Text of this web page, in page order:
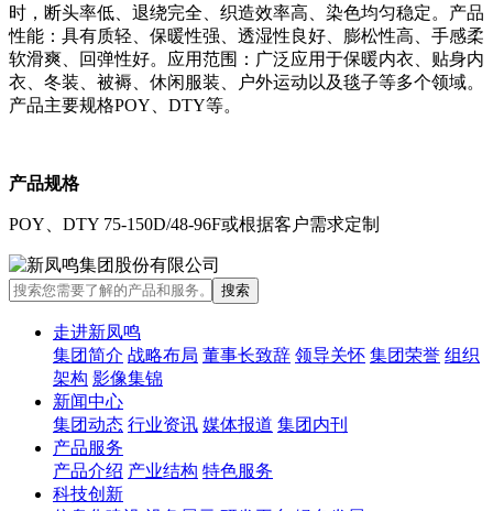
时，断头率低、退绕完全、织造效率高、染色均匀稳定。产品
性能：具有质轻、保暖性强、透湿性良好、膨松性高、手感柔
软滑爽、回弹性好。应用范围：广泛应用于保暖内衣、贴身内
衣、冬装、被褥、休闲服装、户外运动以及毯子等多个领域。
产品主要规格POY、DTY等。
产品规格
POY、DTY 75-150D/48-96F或根据客户需求定制
走进新凤鸣
集团简介 战略布局 董事长致辞 领导关怀 集团荣誉 组织
架构 影像集锦
新闻中心
集团动态 行业资讯 媒体报道 集团内刊
产品服务
产品介绍 产业结构 特色服务
科技创新